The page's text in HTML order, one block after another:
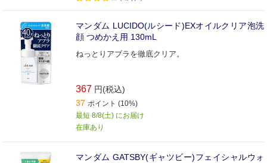
マンダム LUCIDO(ルシード)EXオイルクリア泡洗
顔 つめかえ用 130mL
ねっとりアブラを徹底クリア。
367 円(税込)
37 ポイント (10%)
最短 8/8(土) にお届け
在庫あり
マンダム GATSBY(ギャツビー)フェイシャルウォ